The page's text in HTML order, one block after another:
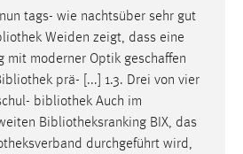
tags- wie nachtsüber sehr gut
Weiden zeigt, dass eine
mit moderner Optik geschaffen
prä- [...] 1.3. Drei von vier
bibliothek Auch im
Bibliotheksranking BIX, das
durchgeführt wird,